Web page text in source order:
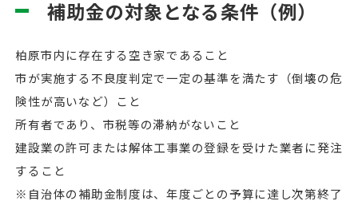
補助金の対象となる条件（例）
柏原市内に存在する空き家であること
市が実施する不良度判定で一定の基準を満たす（倒壊の危
険性が高いなど）こと
所有者であり、市税等の滞納がないこと
建設業の許可または解体工事業の登録を受けた業者に発注
すること
※自治体の補助金制度は、年度ごとの予算に達し次第終了